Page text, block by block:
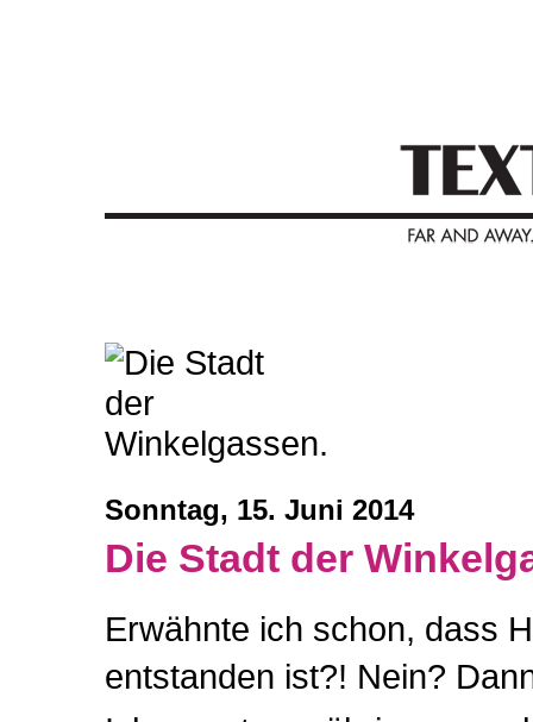
Sonntag, 15. Juni 2014
Die Stadt der
Erwähnte ich schon, dass
entstanden ist?! Nein?